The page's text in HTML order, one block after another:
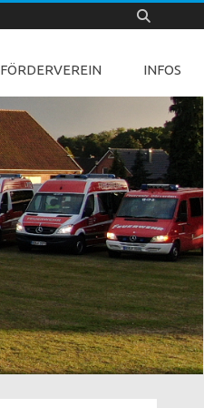
FÖRDERVEREIN INFOS